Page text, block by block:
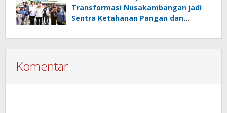
Transformasi Nusakambangan jadi
Sentra Ketahanan Pangan dan
Komentar